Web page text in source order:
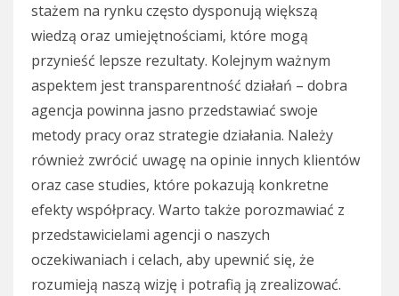
stażem na rynku często dysponują większą
wiedzą oraz umiejętnościami, które mogą
przynieść lepsze rezultaty. Kolejnym ważnym
aspektem jest transparentność działań – dobra
agencja powinna jasno przedstawiać swoje
metody pracy oraz strategie działania. Należy
również zwrócić uwagę na opinie innych klientów
oraz case studies, które pokazują konkretne
efekty współpracy. Warto także porozmawiać z
przedstawicielami agencji o naszych
oczekiwaniach i celach, aby upewnić się, że
rozumieją naszą wizję i potrafią ją zrealizować.